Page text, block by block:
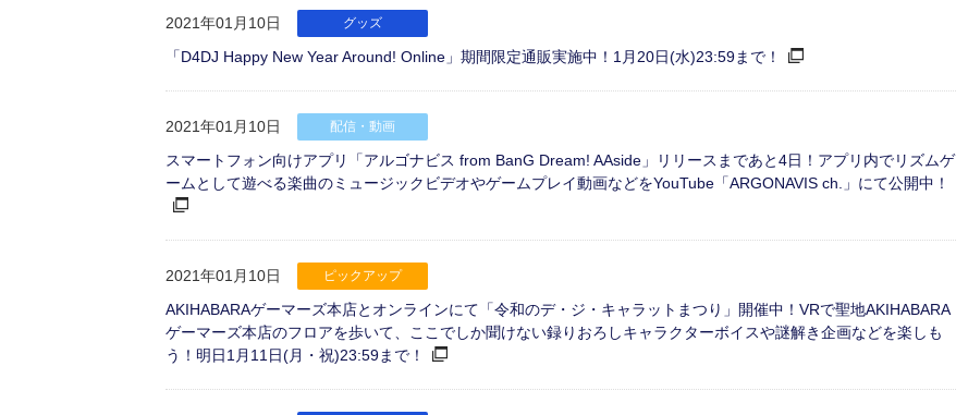
2021年01月10日 グッズ
「D4DJ Happy New Year Around! Online」期間限定通販実施中！1月20日(水)23:59まで！
2021年01月10日 配信・動画
スマートフォン向けアプリ「アルゴナビス from BanG Dream! AAside」リリースまであと4日！アプリ内でリズムゲ
ームとして遊べる楽曲のミュージックビデオやゲームプレイ動画などをYouTube「ARGONAVIS ch.」にて公開中！
2021年01月10日 ピックアップ
AKIHABARAゲーマーズ本店とオンラインにて「令和のデ・ジ・キャラットまつり」開催中！VRで聖地AKIHABARA
ゲーマーズ本店のフロアを歩いて、ここでしか聞けない録りおろしキャラクターボイスや謎解き企画などを楽しも
う！明日1月11日(月・祝)23:59まで！